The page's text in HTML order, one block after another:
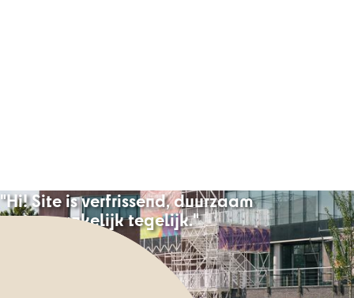
"Hi!Site isverfrissend,duurzaam
entoegankelijktegelijk."